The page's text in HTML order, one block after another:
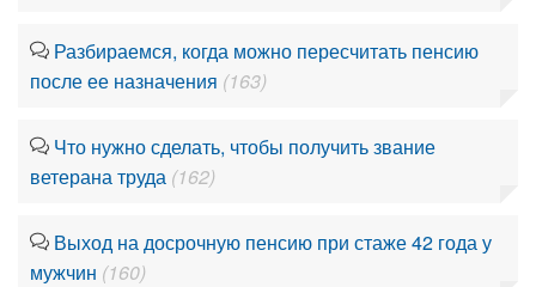
Разбираемся, когда можно пересчитать пенсию
после ее назначения (163)
Что нужно сделать, чтобы получить звание
ветерана труда (162)
Выход на досрочную пенсию при стаже 42 года у
мужчин (160)